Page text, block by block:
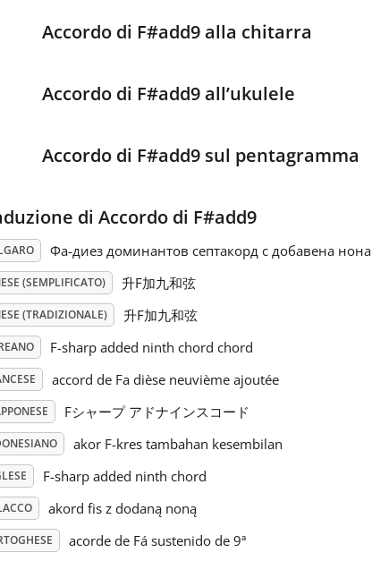
Accordo di F#add9 alla chitarra
Accordo di F#add9 all’ukulele
Accordo di F#add9 sul pentagramma
di Accordo di F#add9
Фа-диез доминантов септакорд с добавена нона
(SEMPLIFICATO) 升F加九和弦
(TRADIZIONALE) 升F加九和弦
F-sharp added ninth chord chord
accord de Fa dièse neuvième ajoutée
Fシャープ アドナインスコード
akor F-kres tambahan kesembilan
F-sharp added ninth chord
akord fis z dodaną noną
acorde de Fá sustenido de 9ª